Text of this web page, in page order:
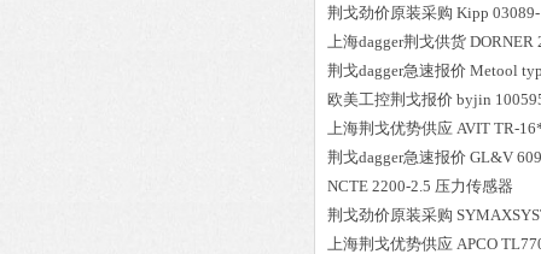
荆戈劲价原装采购 Kipp
上海dagger荆戈供货 DORNER
荆戈dagger急速报价 Metool
欧美工控荆戈报价 byjin
上海荆戈优势供应 AVIT TR-
荆戈dagger急速报价 GL&V
NCTE 2200-2.5 压力传感器
荆戈劲价原装采购
上海荆戈优势供应 APCO